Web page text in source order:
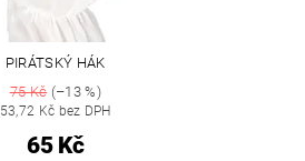
PIRÁTSKÝ HÁK
75 Kč(–13 %)
53,72 Kč bez DPH
65 Kč